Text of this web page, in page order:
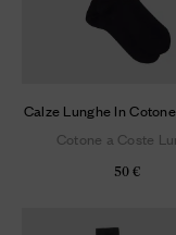
Calze Lunghe In
Cotone a Coste
50 €